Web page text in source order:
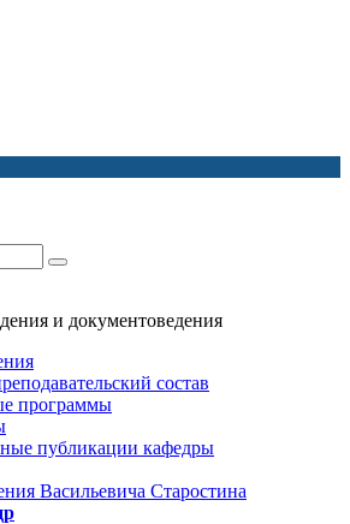
и документоведения
состав
программы
публикации кафедры
Васильевича Старостина